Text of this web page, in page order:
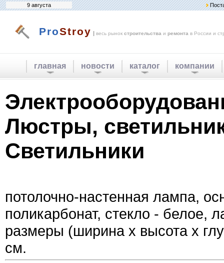
9 августа
ProStroy | весь рынок строительства и ремонта в России и
главная новости каталог компании
Люстры,
Светильники
потолочно-настенная лампа,
поликарбонат, стекло - белое,
размеры (ширина х высота х
см.